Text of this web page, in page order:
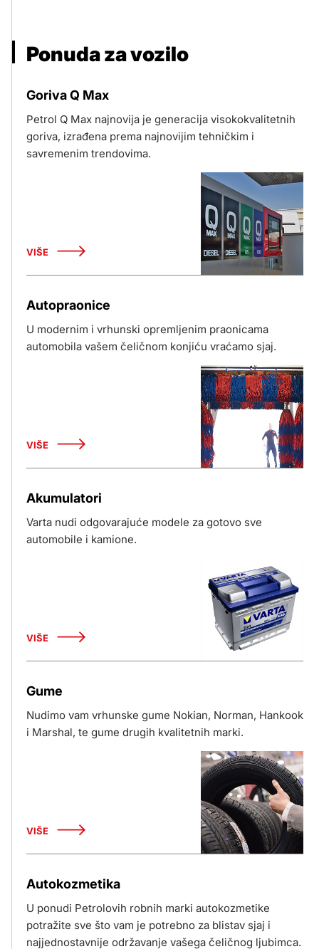
Ponuda za vozilo
Goriva Q Max
Petrol Q Max najnovija je generacija visokokvalitetnih
goriva, izrađena prema najnovijim tehničkim i
savremenim trendovima.
VIŠE
Autopraonice
U modernim i vrhunski opremljenim praonicama
automobila vašem čeličnom konjiću vraćamo sjaj.
VIŠE
Akumulatori
Varta nudi odgovarajuće modele za gotovo sve
automobile i kamione.
VIŠE
Gume
Nudimo vam vrhunske gume Nokian, Norman, Hankook
i Marshal, te gume drugih kvalitetnih marki.
VIŠE
Autokozmetika
U ponudi Petrolovih robnih marki autokozmetike
potražite sve što vam je potrebno za blistav sjaj i
najjednostavnije održavanje vašega čeličnog ljubimca.